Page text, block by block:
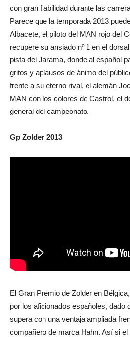
con gran fiabilidad durante las
Parece que la temporada 2013
Albacete, el piloto del MAN rojo del
recupere su ansiado nº 1 en el
pista del Jarama, donde al español
gritos y aplausos de ánimo del
frente a su eterno rival, el alemán
MAN con los colores de Castrol, el
general del campeonato.
Gp Zolder 2013
El Gran Premio de Zolder en
por los aficionados españoles, dado
supera con una ventaja ampliada
compañero de marca Hahn. Así si el